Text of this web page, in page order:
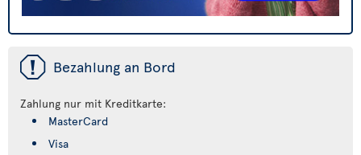
ü Bezahlung an Bord
Zahlung nur mit Kreditkarte:
MasterCard
Visa